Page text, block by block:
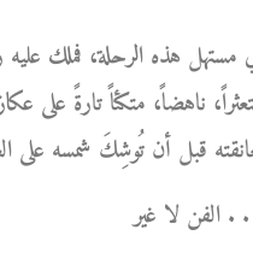
هذه الرحلة، فملك
ناهضاً، متكئاً تارةً على